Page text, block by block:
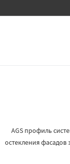
AGS профиль
остекления